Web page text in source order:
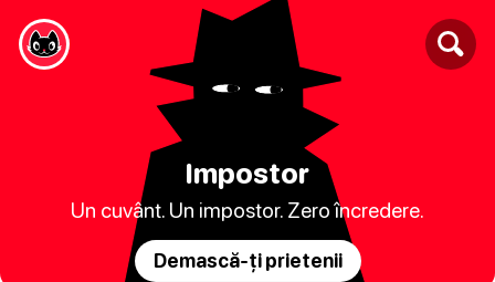
Impostor
Un cuvânt. Un impostor. Zero încredere.
Demască-ți prietenii